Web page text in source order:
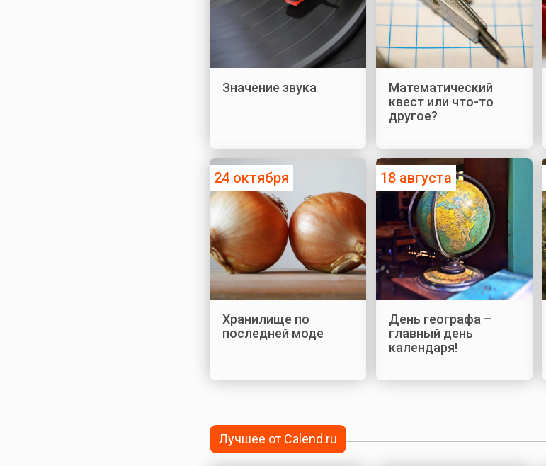
Значение звука
Математический
квест или что-то
другое?
24 октября
Хранилище по
последней моде
18 августа
День географа –
главный день
календаря!
Лучшее от Calend.ru